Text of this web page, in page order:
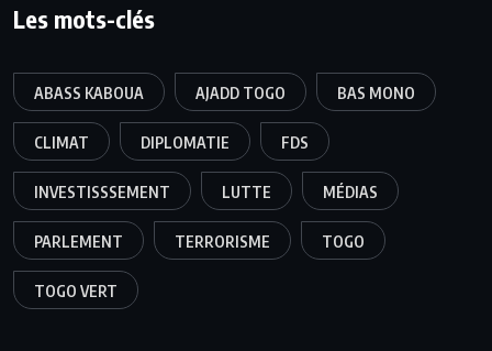
Les mots-clés
ABASS KABOUA AJADD TOGO BAS MONO
CLIMAT DIPLOMATIE FDS
INVESTISSSEMENT LUTTE MÉDIAS
PARLEMENT TERRORISME TOGO
TOGO VERT